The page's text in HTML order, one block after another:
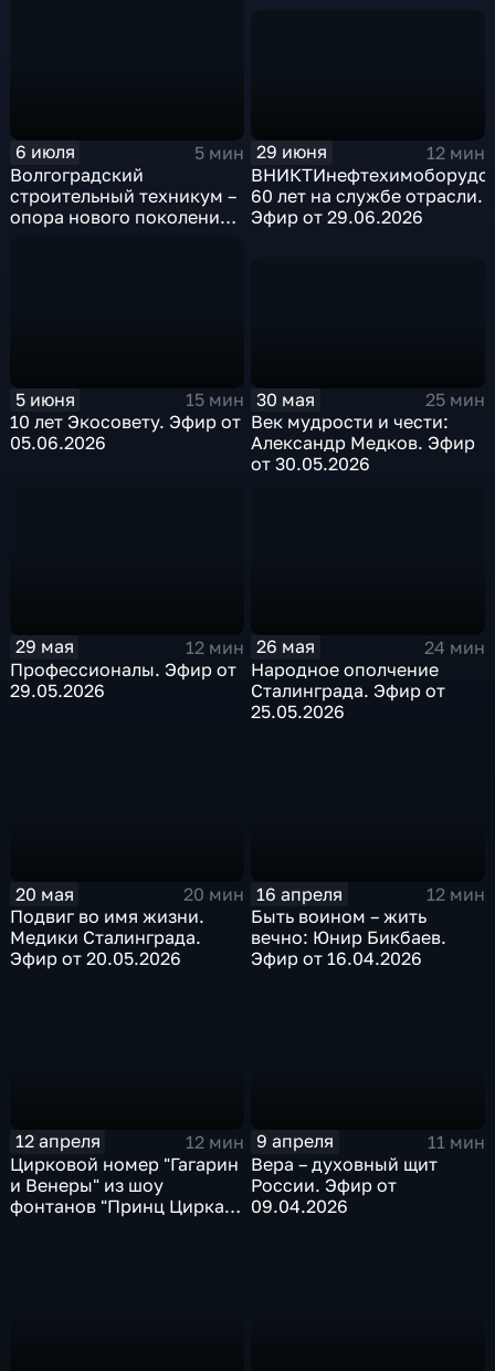
6 июля
5 мин
Волгоградский
строительный техникум –
опора нового поколения.
29 июня
12 мин
60 лет на службе отрасли.
Эфир от 29.06.2026
5 июня
15 мин
10 лет Экосовету. Эфир от
05.06.2026
30 мая
25 мин
Век мудрости и чести:
Александр Медков. Эфир
от 30.05.2026
29 мая
12 мин
Профессионалы. Эфир от
29.05.2026
26 мая
24 мин
Народное ополчение
Сталинграда. Эфир от
25.05.2026
20 мая
20 мин
Подвиг во имя жизни.
Медики Сталинграда.
Эфир от 20.05.2026
16 апреля
12 мин
Быть воином – жить
вечно: Юнир Бикбаев.
Эфир от 16.04.2026
12 апреля
12 мин
Цирковой номер "Гагарин
и Венеры" из шоу
фонтанов "Принц Цирка".
9 апреля
11 мин
Вера – духовный щит
России. Эфир от
09.04.2026